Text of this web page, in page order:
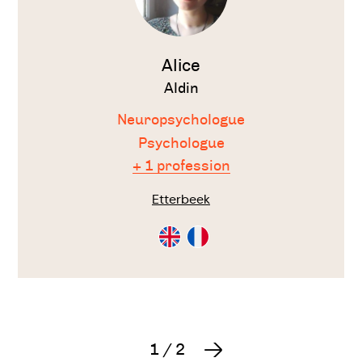
Alice
Aldin
Neuropsychologue
Psychologue
+ 1 profession
Etterbeek
Consultation
en
Consultation
en
1 / 2